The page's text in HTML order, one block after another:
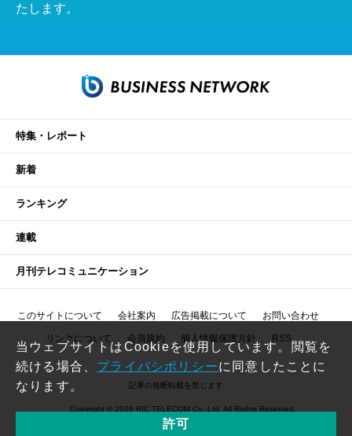
たします。
特集・レポート
新着
ランキング
連載
月刊テレコミュニケーション
このサイトについて 会社案内 広告掲載について お問い合わせ
リンクについて 会員規約 個人情報保護方針 RSS
記事の無断転載を禁じます
Copyright © 2026 RIC TELECOM Co.,Ltd. All Rights Reserved.
当ウェブサイトはCookieを使用しています。閲覧を
続ける場合、 プライバシポリシーに同意したことに
なります。
許可